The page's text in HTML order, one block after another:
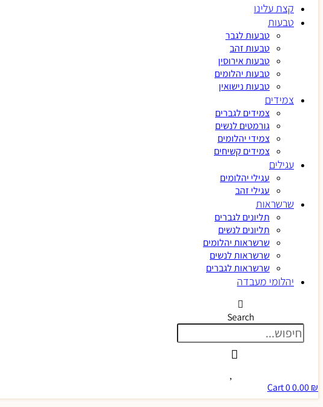
קצת עלינו
טבעות
טבעות לגבר
טבעות זהב
טבעות אירוסין
טבעות יהלומים
טבעות נישואין
צמידים
צמידים לגברים
גורמטים לנשים
צמידי יהלומים
צמידים קשיחים
עגילים
עגילי יהלומים
עגילי זהב
שרשראות
תליונים לגברים
תליונים לנשים
שרשראות יהלומים
שרשראות לנשים
שרשראות לגברים
יהלומי מעבדה
Search
0.00₪
0
Cart